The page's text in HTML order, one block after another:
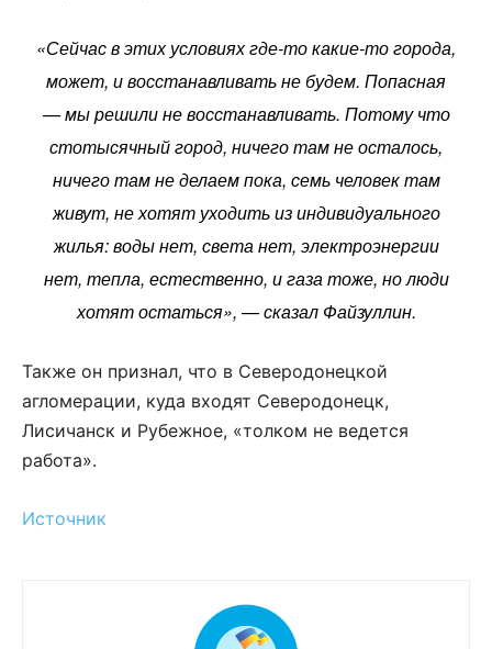
«Сейчас в этих условиях где-то какие-то города,
может, и восстанавливать не будем. Попасная
— мы решили не восстанавливать. Потому что
стотысячный город, ничего там не осталось,
ничего там не делаем пока, семь человек там
живут, не хотят уходить из индивидуального
жилья: воды нет, света нет, электроэнергии
нет, тепла, естественно, и газа тоже, но люди
хотят остаться», — сказал Файзуллин.
Также он признал, что в Северодонецкой
агломерации, куда входят Северодонецк,
Лисичанск и Рубежное, «толком не ведется
работа».
Источник